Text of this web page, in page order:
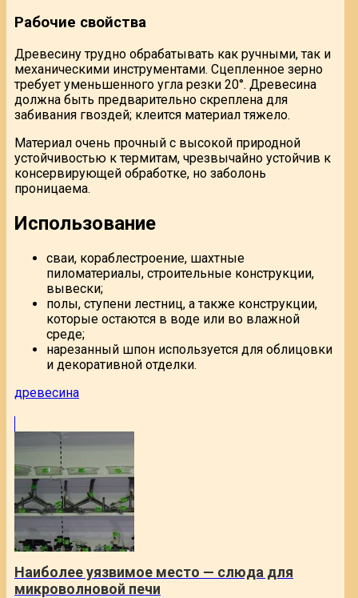
Рабочие свойства
Древесину трудно обрабатывать как ручными, так и
механическими инструментами. Сцепленное зерно
требует уменьшенного угла резки 20°. Древесина
должна быть предварительно скреплена для
забивания гвоздей; клеится материал тяжело.
Материал очень прочный с высокой природной
устойчивостью к термитам, чрезвычайно устойчив к
консервирующей обработке, но заболонь
проницаема.
Использование
сваи, кораблестроение, шахтные
пиломатериалы, строительные конструкции,
вывески;
полы, ступени лестниц, а также конструкции,
которые остаются в воде или во влажной
среде;
нарезанный шпон используется для облицовки
и декоративной отделки.
древесина
Наиболее уязвимое место — слюда для
микроволновой печи